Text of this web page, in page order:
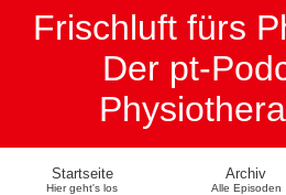
Frischluft fürs
Der pt-
Startseite
Hier geht's los
Archiv
Alle Episoden